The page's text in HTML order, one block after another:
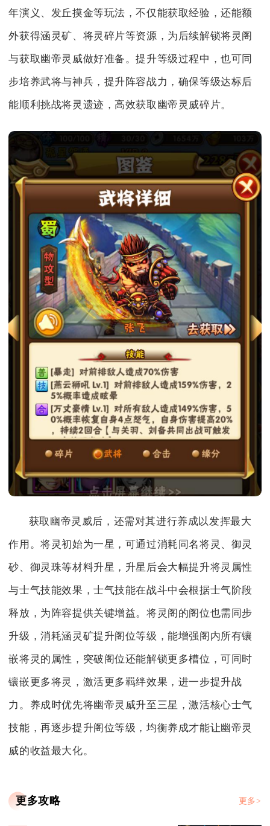
年演义、发丘摸金等玩法，不仅能获取经验，还能额
外获得涵灵矿、将灵碎片等资源，为后续解锁将灵阁
与获取幽帝灵威做好准备。提升等级过程中，也可同
步培养武将与神兵，提升阵容战力，确保等级达标后
能顺利挑战将灵遗迹，高效获取幽帝灵威碎片。
获取幽帝灵威后，还需对其进行养成以发挥最大
作用。将灵初始为一星，可通过消耗同名将灵、御灵
砂、御灵珠等材料升星，升星后会大幅提升将灵属性
与士气技能效果，士气技能在战斗中会根据士气阶段
释放，为阵容提供关键增益。将灵阁的阁位也需同步
升级，消耗涵灵矿提升阁位等级，能增强阁内所有镶
嵌将灵的属性，突破阁位还能解锁更多槽位，可同时
镶嵌更多将灵，激活更多羁绊效果，进一步提升战
力。养成时优先将幽帝灵威升至三星，激活核心士气
技能，再逐步提升阁位等级，均衡养成才能让幽帝灵
威的收益最大化。
更多攻略 更多>